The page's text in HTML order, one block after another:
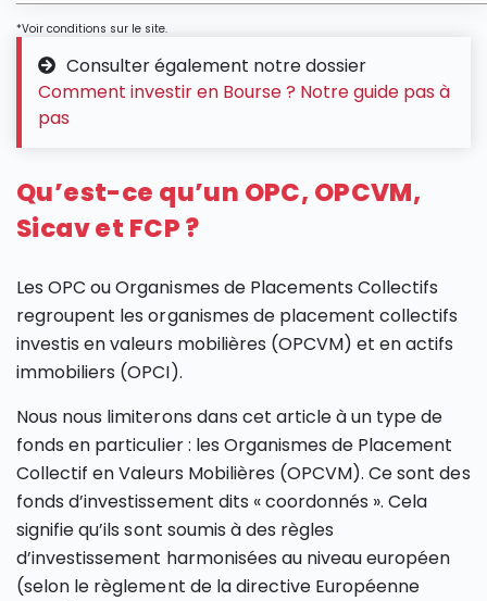
*Voir conditions sur le site.
Consulter également notre dossier
Comment investir en Bourse ? Notre guide pas à
pas
Qu’est-ce qu’un OPC, OPCVM,
Sicav et FCP ?
Les OPC ou Organismes de Placements Collectifs
regroupent les organismes de placement collectifs
investis en valeurs mobilières (OPCVM) et en actifs
immobiliers (OPCI).
Nous nous limiterons dans cet article à un type de
fonds en particulier : les Organismes de Placement
Collectif en Valeurs Mobilières (OPCVM). Ce sont des
fonds d’investissement dits « coordonnés ». Cela
signifie qu’ils sont soumis à des règles
d’investissement harmonisées au niveau européen
(selon le règlement de la directive Européenne